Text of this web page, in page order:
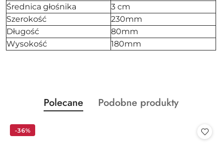
Średnica głośnika
3 cm
Szerokość
230mm
Długość
80mm
Wysokość
180mm
Pomiń karuzelę produktów
Produkty
o
Polecane
Produkty
Podobne produkty
-36%